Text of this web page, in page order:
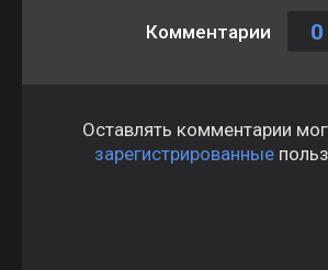
Комментарии 0
Оставлять комментарии
зарегистрированные